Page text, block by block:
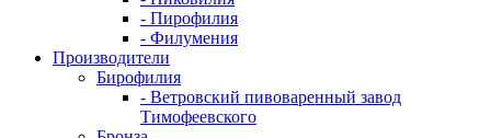
- Пирофилия
- Филумения
Производители
Бирофилия
- Ветровский пивоваренный завод
Тимофеевского